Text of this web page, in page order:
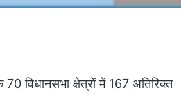
विधानसभा क्षेत्रों में 167 अतिरिक्त